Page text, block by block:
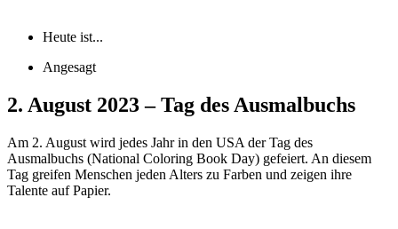
Heute ist...
Angesagt
2. August 2023 – Tag des Ausmalbuchs
Am 2. August wird jedes Jahr in den USA der Tag des
Ausmalbuchs (National Coloring Book Day) gefeiert. An diesem
Tag greifen Menschen jeden Alters zu Farben und zeigen ihre
Talente auf Papier.